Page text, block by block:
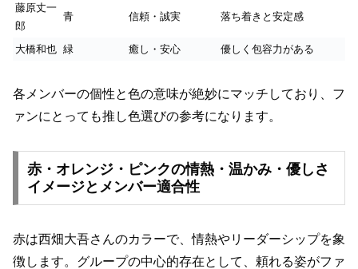
藤原丈一
郎
青 信頼・誠実 落ち着きと安定感
大橋和也 緑 癒し・安心 優しく包容力がある
各メンバーの個性と色の意味が絶妙にマッチしており、フ
ァンにとっても推し色選びの参考になります。
赤・オレンジ・ピンクの情熱・温かみ・優しさ
イメージとメンバー適合性
赤は西畑大吾さんのカラーで、情熱やリーダーシップを象
徴します。グループの中心的存在として、頼れる姿がファ